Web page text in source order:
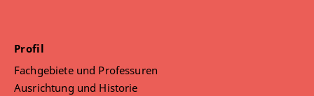
Profil
Fachgebiete und Professuren
Ausrichtung und Historie